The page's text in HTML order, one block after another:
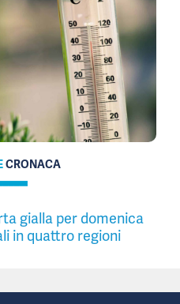
CRONACA
gialla per domenica
in quattro regioni